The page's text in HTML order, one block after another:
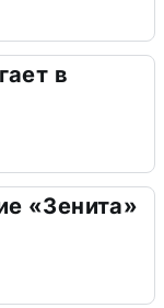
в
«Зенита»